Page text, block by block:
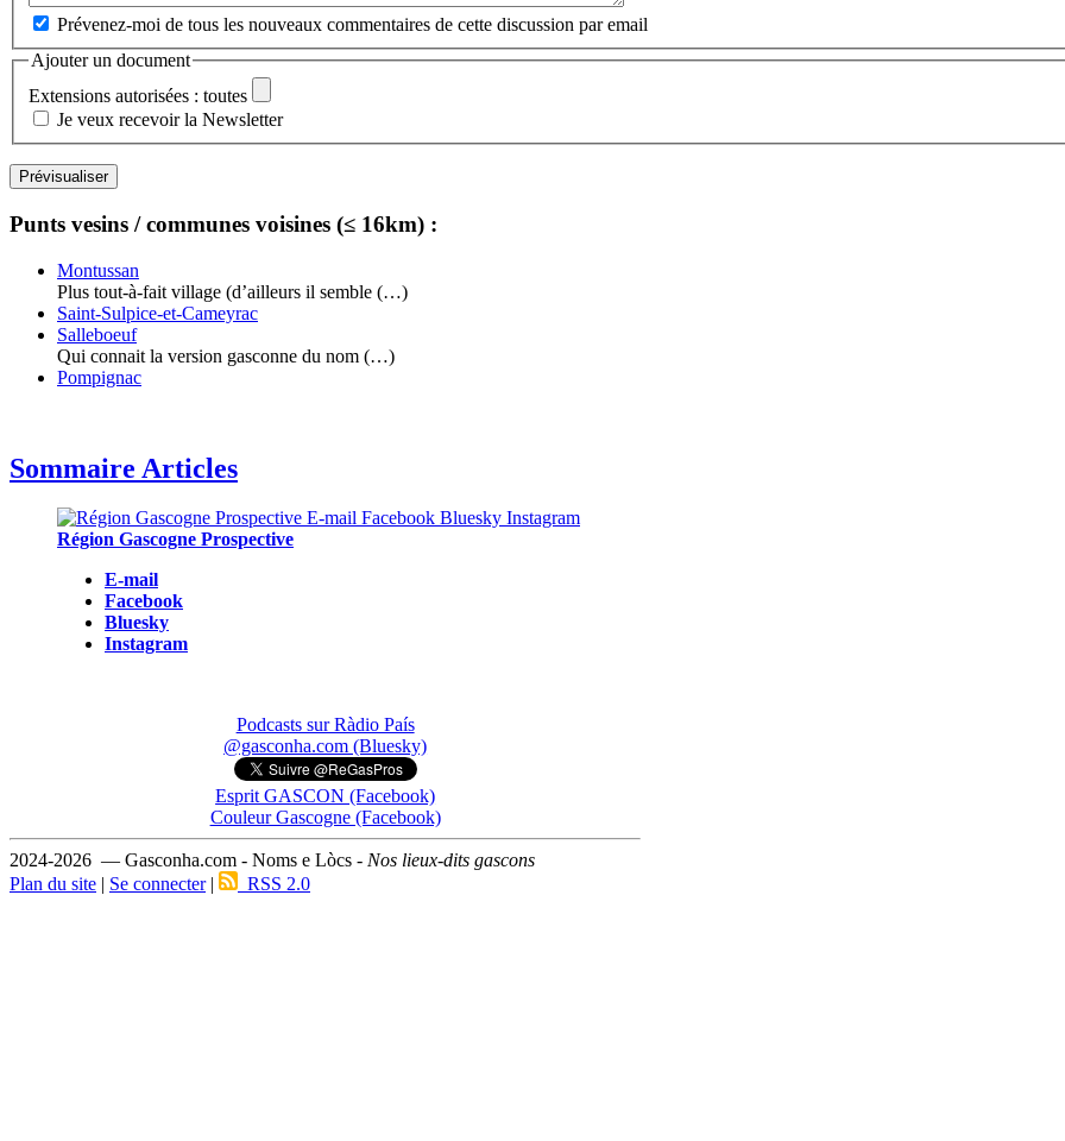
Prévenez-moi de tous les nouveaux commentaires de cette discussion par email
Ajouter un document
Extensions autorisées : toutes
Je veux recevoir la Newsletter
Punts vesins / communes voisines (≤ 16km) :
Montussan
Plus tout-à-fait village (d’ailleurs il semble (…)
Saint-Sulpice-et-Cameyrac
Salleboeuf
Qui connait la version gasconne du nom (…)
Pompignac
Sommaire Articles
Région Gascogne Prospective
E-mail
Facebook
Bluesky
Instagram
Podcasts sur Ràdio País
@gasconha.com (Bluesky)
Esprit GASCON (Facebook)
Couleur Gascogne (Facebook)
2024-2026 — Gasconha.com - Noms e Lòcs - Nos lieux-dits gascons
Plan du site | Se connecter| RSS 2.0